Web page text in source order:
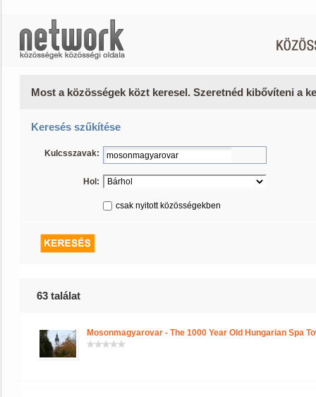
Most a közösségek közt keresel. Szeretnéd kibővíteni a
Keresés szűkítése
Kulcsszavak:
Hol:
csak nyitott közösségekben
63 találat
Mosonmagyarovar - The 1000 Year Old Hungarian Spa